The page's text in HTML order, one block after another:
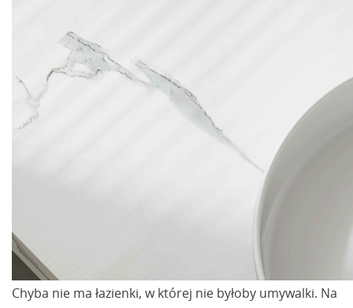
Chyba nie ma łazienki, w której nie byłoby umywalki. Na